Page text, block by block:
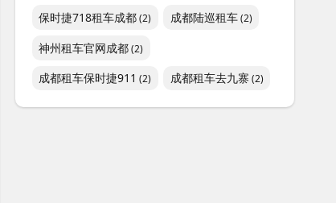
保时捷718租车成都(2) 成都陆巡租车(2)
神州租车官网成都(2)
成都租车保时捷911 (2) 成都租车去九寨 (2)